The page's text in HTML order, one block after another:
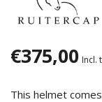
€375,00 Incl.
This helmet